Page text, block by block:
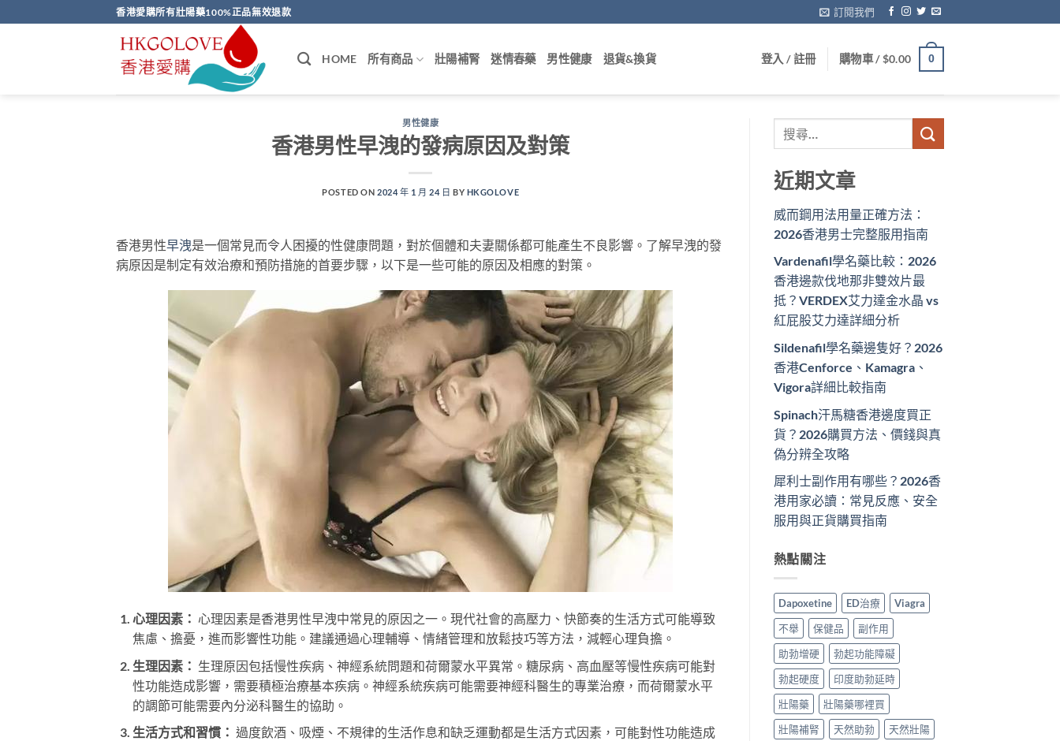
to
香港愛購所有壯陽藥100%正品無效退款 訂閱我們
HOME 所有商品 壯陽補腎 迷情春藥 男性健康 退貨&換貨 登入 / 註冊 購物車 /$0.00 0
男性健康
香港男性早洩的發病原因及對策
POSTED ON 2024 年 1 月 24 日 BY HKGOLOVE
香港男性早洩是一個常見而令人困擾的性健康問題，對於個體和夫妻關係都可能產生不良影響。了解早洩的發
病原因是制定有效治療和預防措施的首要步驟，以下是一些可能的原因及相應的對策。
心理因素： 心理因素是香港男性早洩中常見的原因之一。現代社會的高壓力、快節奏的生活方式可能導致
焦慮、擔憂，進而影響性功能。建議通過心理輔導、情緒管理和放鬆技巧等方法，減輕心理負擔。
生理因素： 生理原因包括慢性疾病、神經系統問題和荷爾蒙水平異常。糖尿病、高血壓等慢性疾病可能對
性功能造成影響，需要積極治療基本疾病。神經系統疾病可能需要神經科醫生的專業治療，而荷爾蒙水平
的調節可能需要內分泌科醫生的協助。
生活方式和習慣： 過度飲酒、吸煙、不規律的生活作息和缺乏運動都是生活方式因素，可能對性功能造成
近期文章
威而鋼用法用量正確方法：
2026香港男士完整服用指南
Vardenafil學名藥比較：2026
香港邊款伐地那非雙效片最
抵？VERDEX艾力達金水晶 vs
紅屁股艾力達詳細分析
Sildenafil學名藥邊隻好？2026
香港Cenforce、Kamagra、
Vigora詳細比較指南
Spinach汗馬糖香港邊度買正
貨？2026購買方法、價錢與真
偽分辨全攻略
犀利士副作用有哪些？2026香
港用家必讀：常見反應、安全
服用與正貨購買指南
熱點關注
Dapoxetine ED治療
Viagra
不舉
保健品
副作用
助勃增硬
勃起功能障礙
勃起硬度
印度助勃延時
壯陽藥
壯陽藥哪裡買
壯陽補腎
天然助勃
天然壯陽